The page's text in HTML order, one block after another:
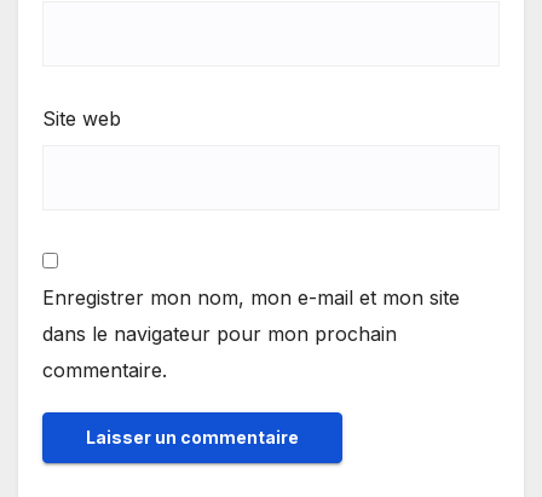
Site web
Enregistrer mon nom, mon e-mail et mon site
dans le navigateur pour mon prochain
commentaire.